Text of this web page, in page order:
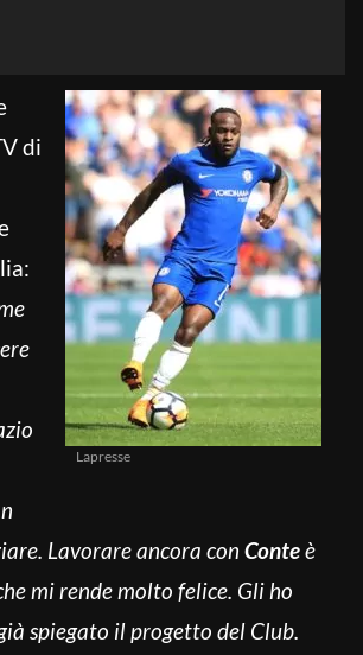
Lapresse
di
Lavorare ancora con Conteè
mi rende molto felice. Gli ho
spiegato il progetto del Club.